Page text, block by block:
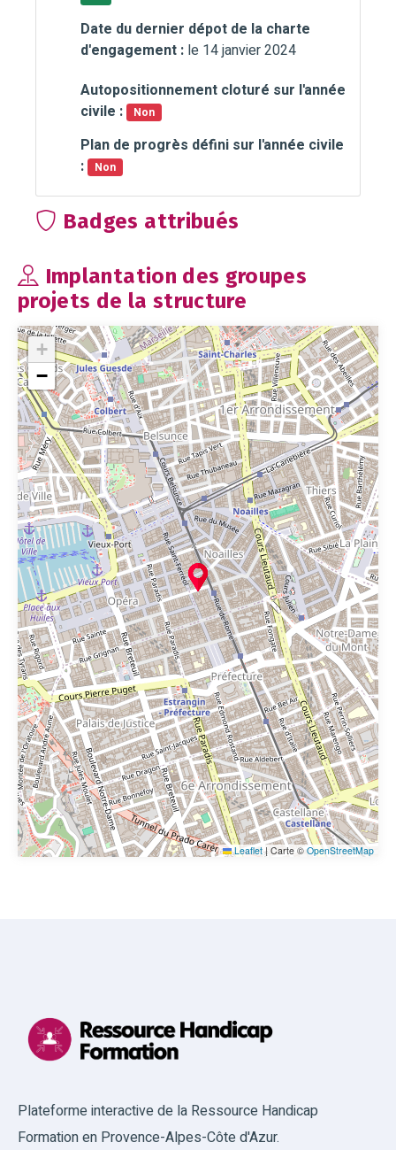
Date du dernier dépot de la charte
d'engagement : le 14 janvier 2024
Autopositionnement cloturé sur l'année
civile :
Non
Plan de progrès défini sur l'année civile
:
Non
Badges attribués
Implantation des groupes
projets de la structure
+
−
Leaflet | Carte © OpenStreetMap
Plateforme interactive de la Ressource Handicap
Formation en Provence-Alpes-Côte d'Azur.